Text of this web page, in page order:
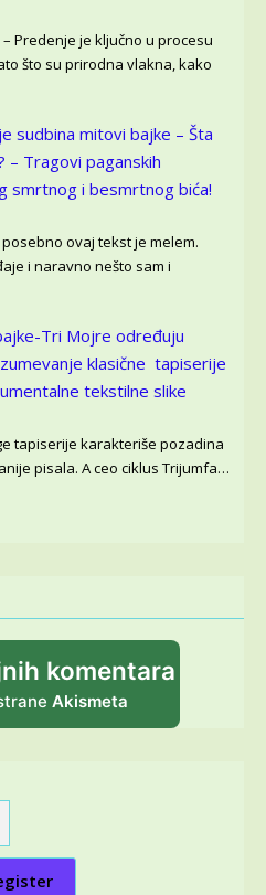
Predenje je ključno u procesu
što su prirodna vlakna, kako
sudbina mitovi bajke – Šta
– Tragovi paganskih
smrtnog i besmrtnog bića!
ovaj tekst je melem.
i naravno nešto sam i
Tri Mojre određuju
klasične tapiserije
tekstilne slike
tapiserije karakteriše pozadina
pisala. A ceo ciklus Trijumfa…
komentara
Akismeta